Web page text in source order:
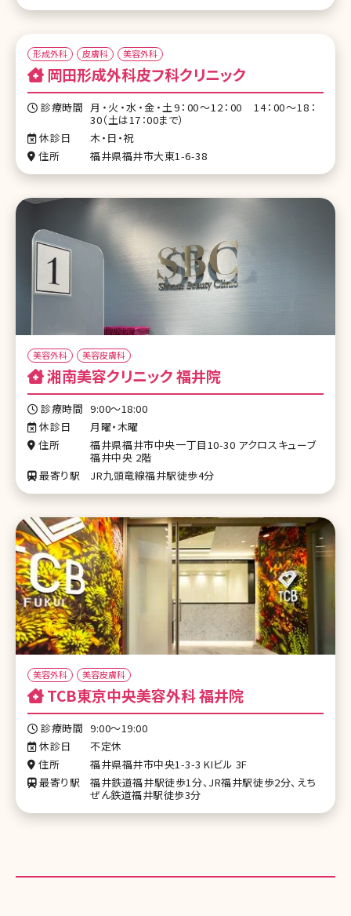
形成外科 皮膚科 美容外科
岡田形成外科皮フ科クリニック
診療時間 月・火・水・金・土9：00～12：00 14：00～18：
30（土は17：00まで）
休診日
木・日・祝
住所
福井県福井市大東1-6-38
美容外科 美容皮膚科
湘南美容クリニック 福井院
診療時間 9:00～18:00
休診日
月曜・木曜
住所
福井県福井市中央一丁目10-30 アクロスキューブ
福井中央 2階
最寄り駅
JR九頭竜線福井駅徒歩4分
美容外科 美容皮膚科
TCB東京中央美容外科 福井院
診療時間 9:00〜19:00
休診日
不定休
住所
福井県福井市中央1-3-3 KIビル 3F
最寄り駅
福井鉄道福井駅徒歩1分、JR福井駅徒歩2分、えち
ぜん鉄道福井駅徒歩3分